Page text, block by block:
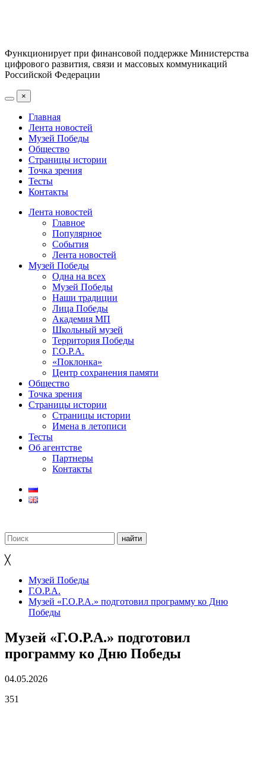
Функционирует при финансовой поддержке Министерства
цифрового развития, связи и массовых коммуникаций
Российской Федерации
×
Главная
Лента новостей
Музей Победы
Общество
Страницы истории
Точка зрения
Тесты
Контакты
Лента новостей
Главное
Популярное
События
Лента новостей
Музей Победы
Одна на всех
Музей Победы
Наши традиции
Лица Победы
Академия МП
Школьный музей
Территория Победы
Г.О.Р.А.
«Поклонка»
Центр сохранения памяти
Общество
Точка зрения
Страницы истории
Страницы истории
Имена в летописи
Тесты
Об агентстве
Партнеры
Контакты
╳
Музей Победы
Г.О.Р.А.
Музей «Г.О.Р.А.» подготовил программу ко Дню
Победы
Музей «Г.О.Р.А.» подготовил
программу ко Дню Победы
04.05.2026
351